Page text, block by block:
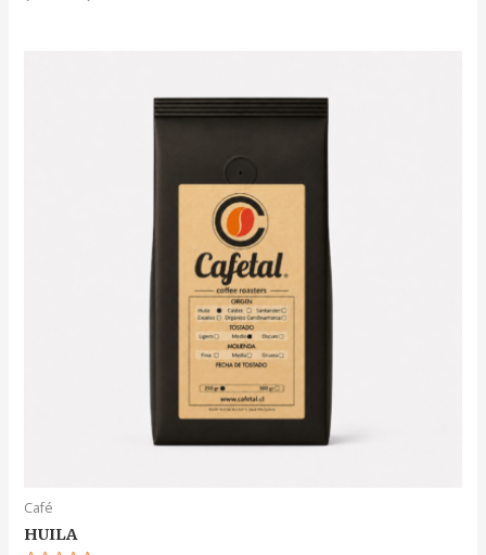
en
Café
HUILA